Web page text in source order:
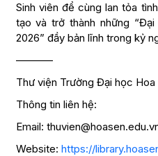
Sinh viên để cùng lan tỏa
tạo và trở thành những
2026” đầy bản lĩnh trong kỷ
———–
Thư viện Trường Đại học Hoa
Thông tin liên hệ:
Email:
Website: https://